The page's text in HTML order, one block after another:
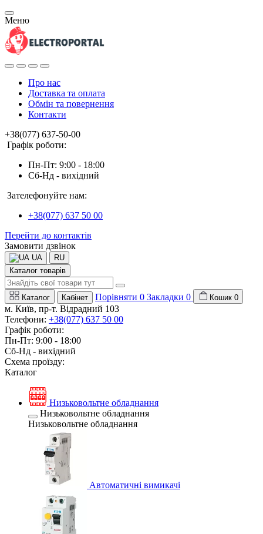
Меню
Про нас
Доставка та оплата
Обмін та повернення
Контакти
+38(077) 637-50-00
Графік роботи:
Пн-Пт: 9:00 - 18:00
Сб-Нд - вихідний
Зателефонуйте нам:
+38(077) 637 50 00
Перейти до контактів
Замовити дзвінок
UA
RU
Каталог товарів
Каталог Кабінет Порівняти 0 Закладки 0 Кошик 0
м. Київ, пр-т. Відрадний 103
Телефони: +38(077) 637 50 00
Графік роботи:
Пн-Пт: 9:00 - 18:00
Сб-Нд - вихідний
Схема проїзду:
Каталог
Низьковольтне обладнання
Низьковольтне обладнання
Низьковольтне обладнання
Автоматичні вимикачі